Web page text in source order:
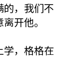
，我们不
开他。
学，格格在